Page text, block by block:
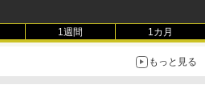
1週間 1カ月
もっと見る